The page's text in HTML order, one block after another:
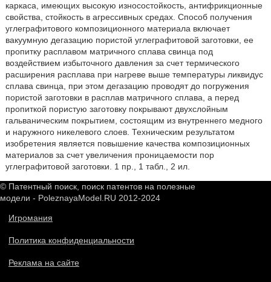
каркаса, имеющих высокую износостойкость, антифрикционные
свойства, стойкость в агрессивных средах. Способ получения
углеграфитового композиционного материала включает
вакуумную дегазацию пористой углеграфитовой заготовки, ее
пропитку расплавом матричного сплава свинца под
воздействием избыточного давления за счет термического
расширения расплава при нагреве выше температуры ликвидус
сплава свинца, при этом дегазацию проводят до погружения
пористой заготовки в расплав матричного сплава, а перед
пропиткой пористую заготовку покрывают двухслойным
гальваническим покрытием, состоящим из внутреннего медного
и наружного никелевого слоев. Техническим результатом
изобретения является повышение качества композиционных
материалов за счет увеличения проницаемости пор
углеграфитовой заготовки. 1 пр., 1 табл., 2 ил.
© Патентный поиск, поиск патентов на полезные
модели - PoleznayaModel.RU 2012-2024
Игромания
Политика конфиденциальности
Реклама на сайте